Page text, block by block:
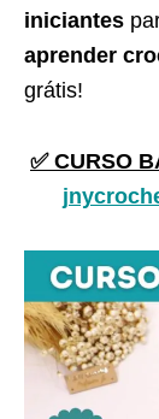
iniciantes
aprender
grátis!
✅ CURSO